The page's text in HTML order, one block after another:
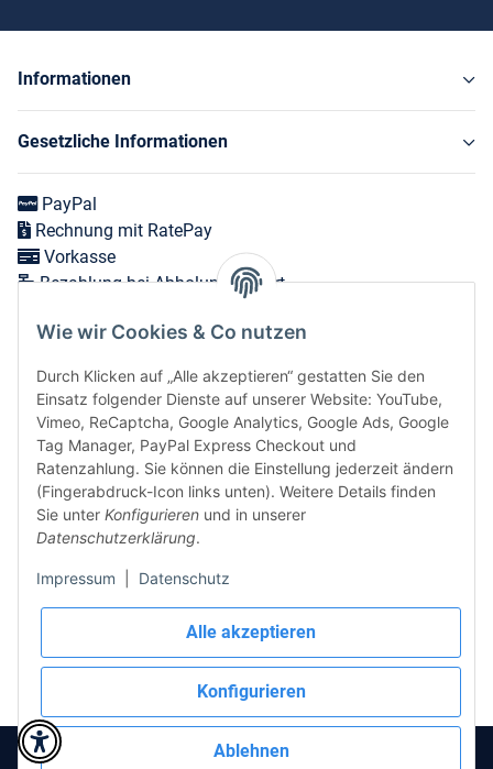
Alle akzeptieren
Konfigurieren
Ablehnen
Wie wir Cookies & Co nutzen
Durch Klicken auf „Alle akzeptieren“ gestatten Sie den
Einsatz folgender Dienste auf unserer Website: YouTube,
Vimeo, ReCaptcha, Google Analytics, Google Ads, Google
Tag Manager, PayPal Express Checkout und
Ratenzahlung. Sie können die Einstellung jederzeit ändern
(Fingerabdruck-Icon links unten). Weitere Details finden
Sie unter Konfigurieren und in unserer
Datenschutzerklärung.
Impressum Datenschutz
Informationen
Gesetzliche Informationen
PayPal
Rechnung mit RatePay
Vorkasse
Bezahlung bei Abholung vor Ort
Versand in 1-3 Werktagen innerhalb Deutschlands
Expressversand zum nächsten Werktag bei Bestellungen
bis 12 Uhr möglich
Vertrag widerrufen
Sicher bezahlen via:
* Alle Preise inkl. gesetzlicher USt., zzgl.